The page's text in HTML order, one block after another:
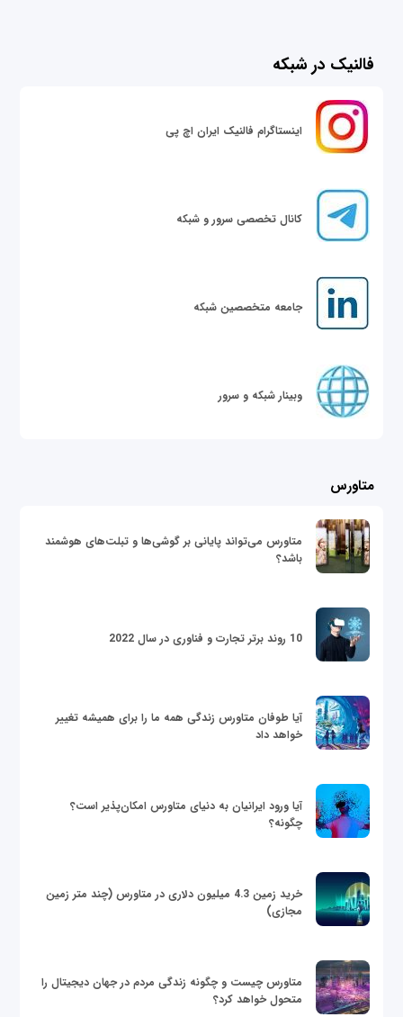
فالنیک در شبکه
اینستاگرام فالنیک ایران اچ پی
کانال تخصصی سرور و شبکه
جامعه متخصصین شبکه
وبینار شبکه و سرور
متاورس
متاورس می‌تواند پایانی بر گوشی‌ها و تبلت‌های هوشمند
باشد؟
10 روند برتر تجارت و فناوری در سال 2022
آیا طوفان متاورس زندگی همه ما را برای همیشه تغییر
خواهد داد
آیا ورود ایرانیان به دنیای متاورس امکان‌پذیر است؟
چگونه؟
خرید زمین 4.3 میلیون دلاری در متاورس (چند متر زمین
مجازی)
متاورس چیست و چگونه زندگی مردم در جهان دیجیتال را
متحول خواهد کرد؟